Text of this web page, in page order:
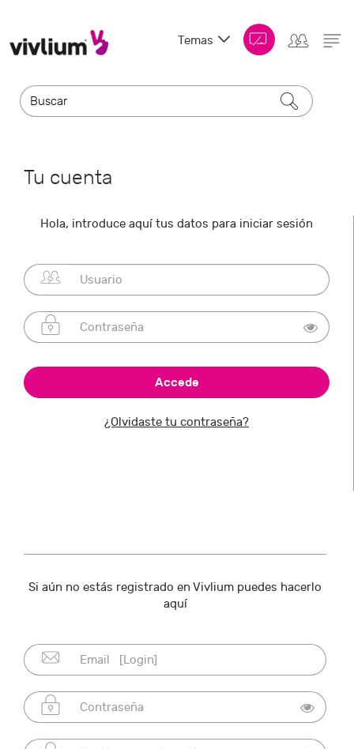
Temas
Tu cuenta
Hola, introduce aquí tus datos para iniciar sesión
¿Olvidaste tu contraseña?
Si aún no estás registrado en Vivlium puedes hacerlo
aquí